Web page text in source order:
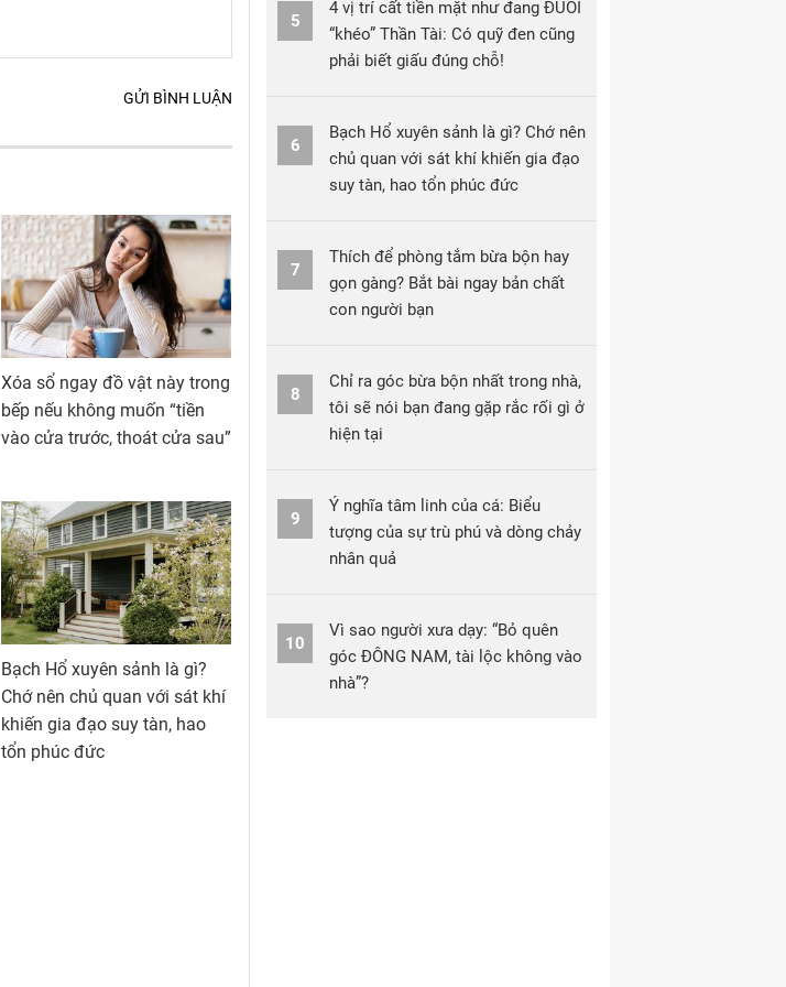
GỬI BÌNH LUẬN
Xóa sổ ngay đồ vật này trong
bếp nếu không muốn “tiền
vào cửa trước, thoát cửa sau”
Bạch Hổ xuyên sảnh là gì?
Chớ nên chủ quan với sát khí
khiến gia đạo suy tàn, hao
tổn phúc đức
5
4 vị trí cất tiền mặt như đang ĐUỔI
“khéo” Thần Tài: Có quỹ đen cũng
phải biết giấu đúng chỗ!
6
Bạch Hổ xuyên sảnh là gì? Chớ nên
chủ quan với sát khí khiến gia đạo
suy tàn, hao tổn phúc đức
7
Thích để phòng tắm bừa bộn hay
gọn gàng? Bắt bài ngay bản chất
con người bạn
8
Chỉ ra góc bừa bộn nhất trong nhà,
tôi sẽ nói bạn đang gặp rắc rối gì ở
hiện tại
9
Ý nghĩa tâm linh của cá: Biểu
tượng của sự trù phú và dòng chảy
nhân quả
10
Vì sao người xưa dạy: “Bỏ quên
góc ĐÔNG NAM, tài lộc không vào
nhà”?